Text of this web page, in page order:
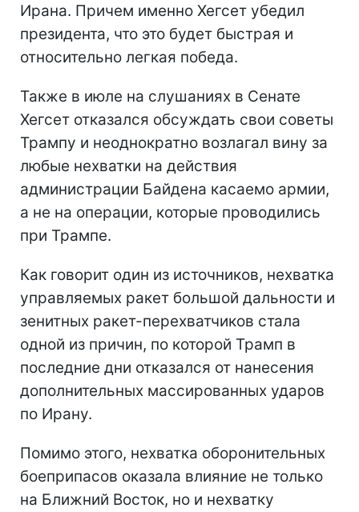
Ирана. Причем именно Хегсет убедил
президента, что это будет быстрая и
относительно легкая победа.
Также в июле на слушаниях в Сенате
Хегсет отказался обсуждать свои советы
Трампу и неоднократно возлагал вину за
любые нехватки на действия
администрации Байдена касаемо армии,
а не на операции, которые проводились
при Трампе.
Как говорит один из источников, нехватка
управляемых ракет большой дальности и
зенитных ракет-перехватчиков стала
одной из причин, по которой Трамп в
последние дни отказался от нанесения
дополнительных массированных ударов
по Ирану.
Помимо этого, нехватка оборонительных
боеприпасов оказала влияние не только
на Ближний Восток, но и нехватку